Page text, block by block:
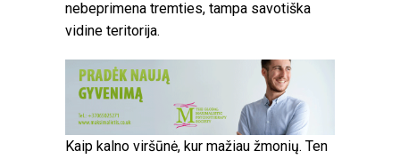
nebeprimena tremties, tampa savotiška
vidine teritorija.
Kaip kalno viršūnė, kur mažiau žmonių. Ten